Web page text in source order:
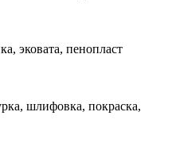
эковата, пенопласт
шлифовка, покраска,